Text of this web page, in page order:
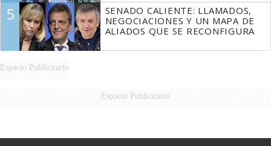
5
SENADO CALIENTE: LLAMADOS,
NEGOCIACIONES Y UN MAPA DE
ALIADOS QUE SE RECONFIGURA
Espacio Publicitario
Espacio Publicitario